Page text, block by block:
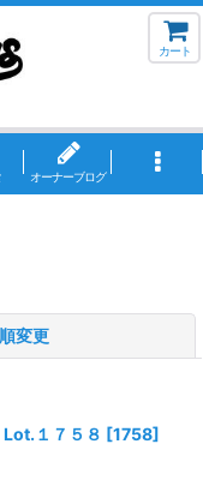
カート
オーナーブログ
変更
１７５８ [1758]